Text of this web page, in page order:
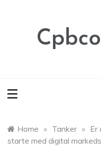
Home » Tanker » Er
starte med digital